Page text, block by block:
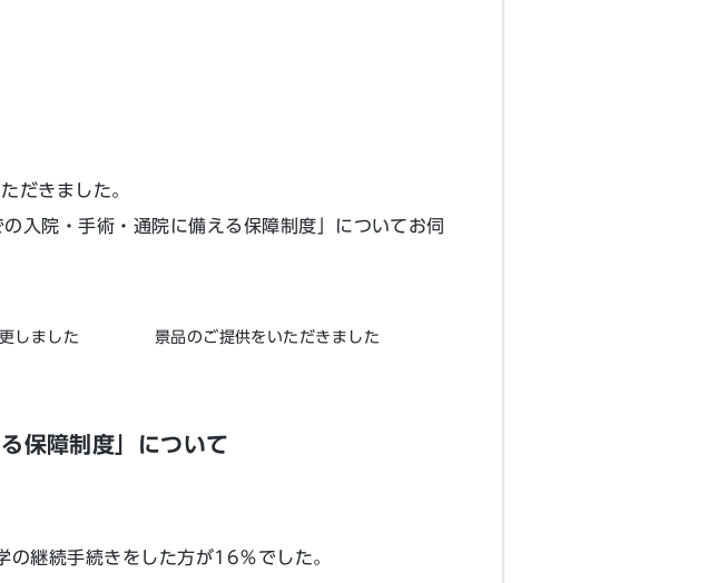
だきました。
入院・手術・通院に備える保障制度」についてお伺
しました 景品のご提供をいただきました
保障制度」について
継続手続きをした方が16％でした。